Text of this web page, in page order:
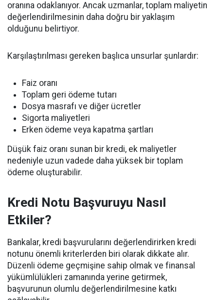
oranına odaklanıyor. Ancak uzmanlar, toplam maliyetin
değerlendirilmesinin daha doğru bir yaklaşım
olduğunu belirtiyor.
Karşılaştırılması gereken başlıca unsurlar şunlardır:
Faiz oranı
Toplam geri ödeme tutarı
Dosya masrafı ve diğer ücretler
Sigorta maliyetleri
Erken ödeme veya kapatma şartları
Düşük faiz oranı sunan bir kredi, ek maliyetler
nedeniyle uzun vadede daha yüksek bir toplam
ödeme oluşturabilir.
Kredi Notu Başvuruyu Nasıl
Etkiler?
Bankalar, kredi başvurularını değerlendirirken kredi
notunu önemli kriterlerden biri olarak dikkate alır.
Düzenli ödeme geçmişine sahip olmak ve finansal
yükümlülükleri zamanında yerine getirmek,
başvurunun olumlu değerlendirilmesine katkı